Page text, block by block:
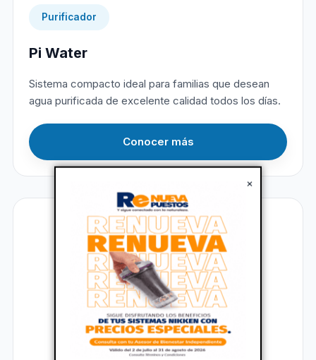
×
Purificador
Pi Water
Sistema compacto ideal para familias que desean
agua purificada de excelente calidad todos los días.
Conocer más